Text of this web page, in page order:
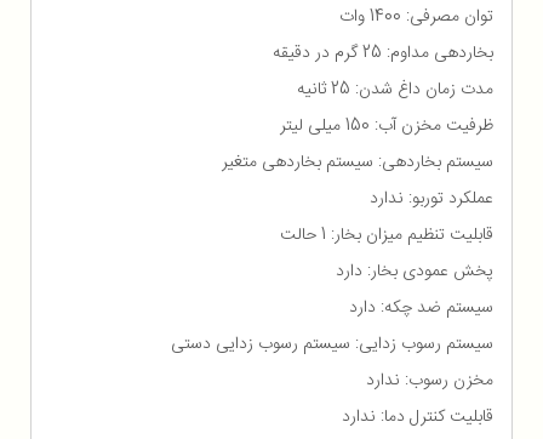
توان مصرفی: 1400 وات
بخاردهی مداوم: 25 گرم در دقیقه
مدت زمان داغ شدن: 25 ثانیه
ظرفیت مخزن آب: 150 میلی لیتر
سیستم بخاردهی: سیستم بخاردهی متغیر
عملکرد توربو: ندارد
قابلیت تنظیم میزان بخار: 1 حالت
پخش عمودی بخار: دارد
سیستم ضد چکه: دارد
سیستم رسوب زدایی: سیستم رسوب زدایی دستی
مخزن رسوب: ندارد
قابلیت کنترل دما: ندارد